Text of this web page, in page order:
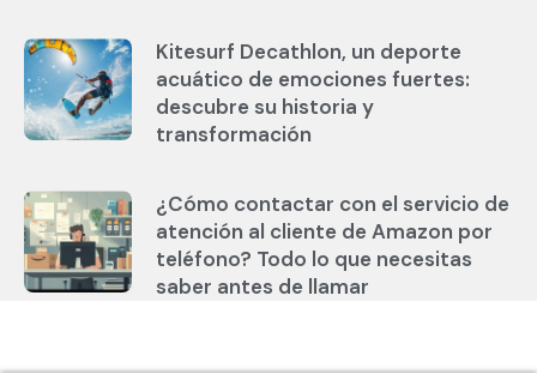
Kitesurf Decathlon, un deporte
acuático de emociones fuertes:
descubre su historia y
transformación
¿Cómo contactar con el servicio de
atención al cliente de Amazon por
teléfono? Todo lo que necesitas
saber antes de llamar